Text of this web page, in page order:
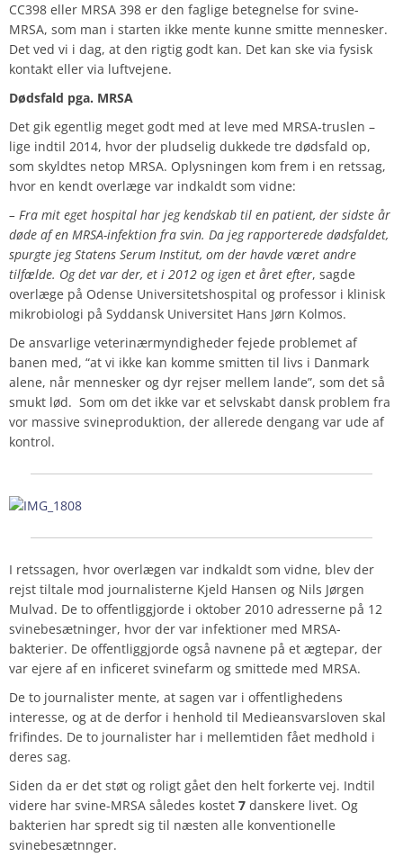
CC398 eller MRSA 398 er den faglige betegnelse for svine-
MRSA, som man i starten ikke mente kunne smitte mennesker.
Det ved vi i dag, at den rigtig godt kan. Det kan ske via fysisk
kontakt eller via luftvejene.
Dødsfald pga. MRSA
Det gik egentlig meget godt med at leve med MRSA-truslen –
lige indtil 2014, hvor der pludselig dukkede tre dødsfald op,
som skyldtes netop MRSA. Oplysningen kom frem i en retssag,
hvor en kendt overlæge var indkaldt som vidne:
– Fra mit eget hospital har jeg kendskab til en patient, der sidste år
døde af en MRSA-infektion fra svin. Da jeg rapporterede dødsfaldet,
spurgte jeg Statens Serum Institut, om der havde været andre
tilfælde. Og det var der, et i 2012 og igen et året efter, sagde
overlæge på Odense Universitetshospital og professor i klinisk
mikrobiologi på Syddansk Universitet Hans Jørn Kolmos.
De ansvarlige veterinærmyndigheder fejede problemet af
banen med, “at vi ikke kan komme smitten til livs i Danmark
alene, når mennesker og dyr rejser mellem lande”, som det så
smukt lød. Som om det ikke var et selvskabt dansk problem fra
vor massive svineproduktion, der allerede dengang var ude af
kontrol.
I retssagen, hvor overlægen var indkaldt som vidne, blev der
rejst tiltale mod journalisterne Kjeld Hansen og Nils Jørgen
Mulvad. De to offentliggjorde i oktober 2010 adresserne på 12
svinebesætninger, hvor der var infektioner med MRSA-
bakterier. De offentliggjorde også navnene på et ægtepar, der
var ejere af en inficeret svinefarm og smittede med MRSA.
De to journalister mente, at sagen var i offentlighedens
interesse, og at de derfor i henhold til Medieansvarsloven skal
frifindes. De to journalister har i mellemtiden fået medhold i
deres sag.
Siden da er det støt og roligt gået den helt forkerte vej. Indtil
videre har svine-MRSA således kostet 7 danskere livet. Og
bakterien har spredt sig til næsten alle konventionelle
svinebesætnnger.